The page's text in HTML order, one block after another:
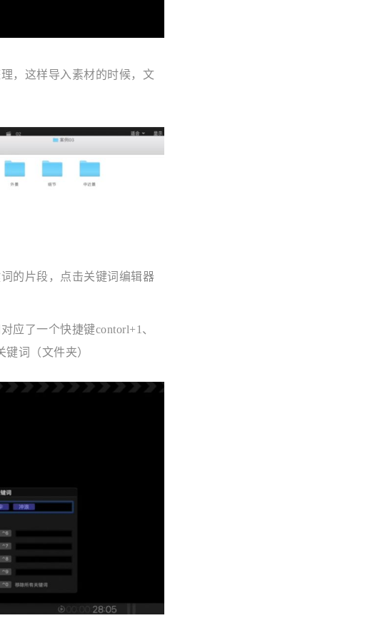
，这样导入素材的时候，文
的片段，点击关键词编辑器
应了一个快捷键contorl+1、
词（文件夹）